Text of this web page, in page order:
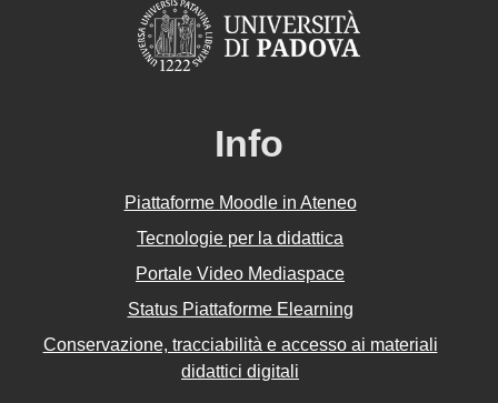
Info
Piattaforme Moodle in Ateneo
Tecnologie per la didattica
Portale Video Mediaspace
Status Piattaforme Elearning
Conservazione, tracciabilità e accesso ai materiali
didattici digitali